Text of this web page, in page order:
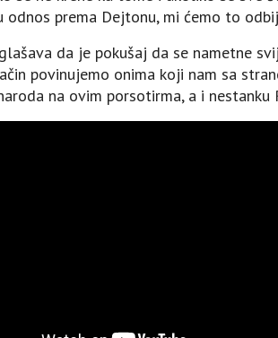
odnos prema Dejtonu, mi ćemo to
da je pokušaj da se nametne
povinujemo onima koji nam sa
na ovim porsotirma, a i nestanku